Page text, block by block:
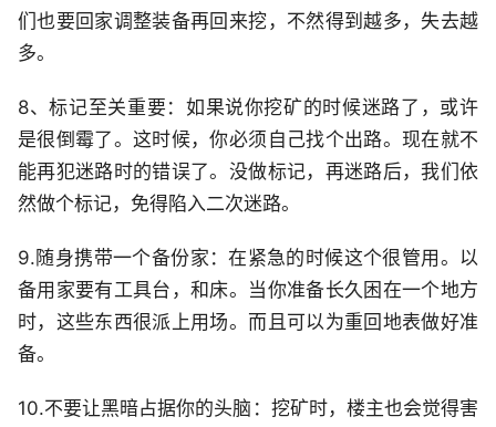
们也要回家调整装备再回来挖，不然得到越多，失去越
多。
8、标记至关重要：如果说你挖矿的时候迷路了，或许
是很倒霉了。这时候，你必须自己找个出路。现在就不
能再犯迷路时的错误了。没做标记，再迷路后，我们依
然做个标记，免得陷入二次迷路。
9.随身携带一个备份家：在紧急的时候这个很管用。以
备用家要有工具台，和床。当你准备长久困在一个地方
时，这些东西很派上用场。而且可以为重回地表做好准
备。
10.不要让黑暗占据你的头脑：挖矿时，楼主也会觉得害